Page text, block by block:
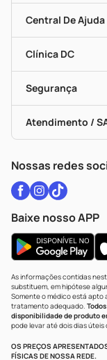
Seja Uma Loja
Mapa De
Convênios
Programa Popular
Encarte De
Dermaclub
Cupons E Ofertas
Black Friday
Central De Ajuda
Recompra
Alomed
Formas De
Troca E Devolução
Bulas De A A Z
Políticas De
Clínica DC
Serviços
Testes Rápidos
Autoteste Covid-
Vacinas
Segurança
Portal Da
Atendimento /
Nossas redes
Baixe nosso APP
As informações contidas
substituem, em hipótese
Somente o médico está
tratamento adequado.
disponibilidade de produto
pode levar até dois dias
OS PREÇOS
FÍSICAS DE NOSSA REDE.